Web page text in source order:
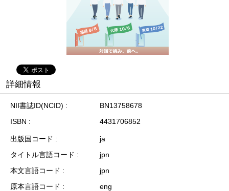
詳細情報
NII書誌ID(NCID)
BN13758678
ISBN
4431706852
出版国コード
ja
タイトル言語コード
jpn
本文言語コード
jpn
原本言語コード
eng